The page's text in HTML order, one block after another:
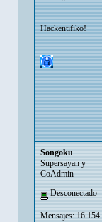
Hackentifiko!
Songoku
Supersayan y
CoAdmin
Desconectado
Mensajes: 16.154